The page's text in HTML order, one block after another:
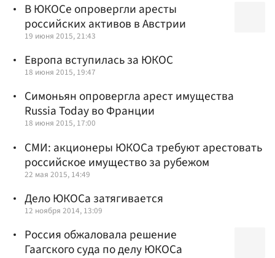
В ЮКОСе опровергли аресты
российских активов в Австрии
19 июня 2015, 21:43
Европа вступилась за ЮКОС
18 июня 2015, 19:47
Симоньян опровергла арест имущества
Russia Today во Франции
18 июня 2015, 17:00
СМИ: акционеры ЮКОСа требуют арестовать
российское имущество за рубежом
22 мая 2015, 14:49
Дело ЮКОСа затягивается
12 ноября 2014, 13:09
Россия обжаловала решение
Гаагского суда по делу ЮКОСа